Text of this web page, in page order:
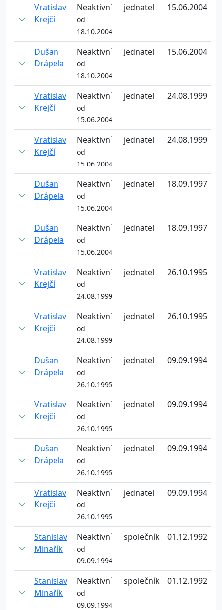
Vratislav
Krejčí
Neaktivní
od
18.10.2004
jednatel 15.06.2004
Dušan
Drápela
Neaktivní
od
18.10.2004
jednatel 15.06.2004
Vratislav
Krejčí
Neaktivní
od
15.06.2004
jednatel 24.08.1999
Vratislav
Krejčí
Neaktivní
od
15.06.2004
jednatel 24.08.1999
Dušan
Drápela
Neaktivní
od
15.06.2004
jednatel 18.09.1997
Dušan
Drápela
Neaktivní
od
15.06.2004
jednatel 18.09.1997
Vratislav
Krejčí
Neaktivní
od
24.08.1999
jednatel 26.10.1995
Vratislav
Krejčí
Neaktivní
od
24.08.1999
jednatel 26.10.1995
Dušan
Drápela
Neaktivní
od
26.10.1995
jednatel 09.09.1994
Vratislav
Krejčí
Neaktivní
od
26.10.1995
jednatel 09.09.1994
Dušan
Drápela
Neaktivní
od
26.10.1995
jednatel 09.09.1994
Vratislav
Krejčí
Neaktivní
od
26.10.1995
jednatel 09.09.1994
Stanislav
Minařík
Neaktivní
od
09.09.1994
společník 01.12.1992
Stanislav
Minařík
Neaktivní
od
09.09.1994
společník 01.12.1992